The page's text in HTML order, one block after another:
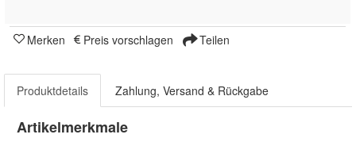
Merken Preis vorschlagen Teilen
Produktdetails Zahlung, Versand & Rückgabe
Artikelmerkmale